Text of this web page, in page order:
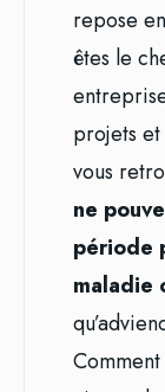
repose
êtes le
projets et
vous
ne
période
maladie